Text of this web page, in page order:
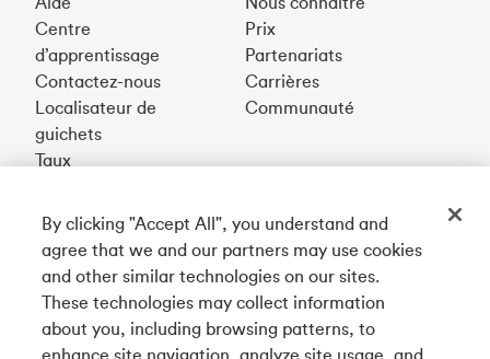
Centre
d’apprentissage
Contactez-nous
Localisateur de
guichets
Taux
Prix
Partenariats
Carrières
Communauté
Téléchargez notre appli
Connectez-vous avec nous
By clicking "Accept All", you understand and
agree that we and our partners may use cookies
and other similar technologies on our sites.
These technologies may collect information
about you, including browsing patterns, to
enhance site navigation, analyze site usage, and